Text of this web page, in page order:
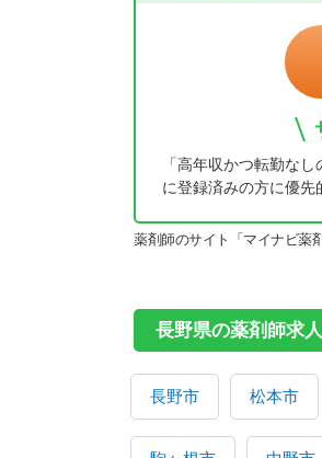
「高年収かつ転勤な
に登録済みの方に優先
薬剤師のサイト「マイナビ薬
長野県の薬剤師求
長野市 松本市